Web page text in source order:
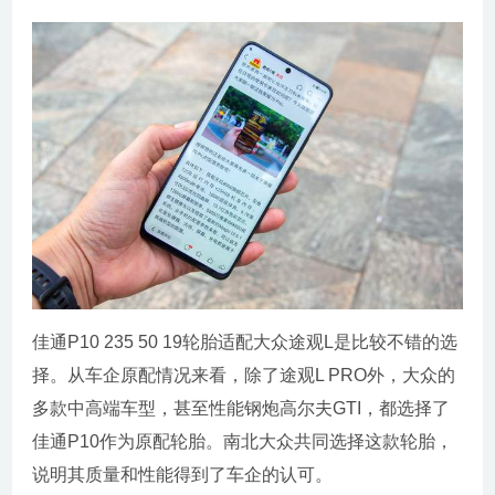
佳通P10 235 50 19轮胎适配大众途观L是比较不错的选
择。从车企原配情况来看，除了途观L PRO外，大众的
多款中高端车型，甚至性能钢炮高尔夫GTI，都选择了
佳通P10作为原配轮胎。南北大众共同选择这款轮胎，
说明其质量和性能得到了车企的认可。